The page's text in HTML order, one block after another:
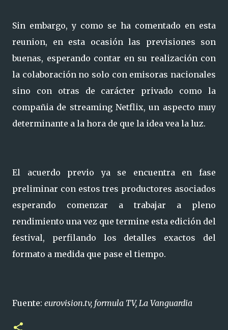
Sin embargo, y como se ha comentado en esta
reunion, en esta ocasión las previsiones son
buenas, esperando contar en su realización con
la colaboración no solo con emisoras nacionales
sino con otras de carácter privado como la
compañia de streaming Netflix, un aspecto muy
determinante a la hora de que la idea vea la luz.
El acuerdo previo ya se encuentra en fase
preliminar con estos tres productores asociados
esperando comenzar a trabajar a pleno
rendimiento una vez que termine esta edición del
festival, perfilando los detalles exactos del
formato a medida que pase el tiempo.
Fuente: eurovision.tv, formula TV, La Vanguardia